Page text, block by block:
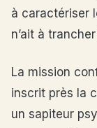
à caractériser
n’ait à
La mission
inscrit près la
un sapiteur